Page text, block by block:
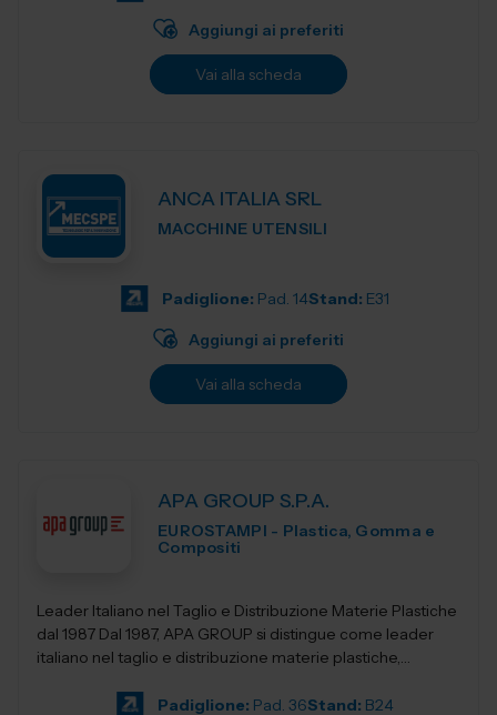
Aggiungi ai preferiti
Vai alla scheda
ANCA ITALIA SRL
MACCHINE UTENSILI
Padiglione: Pad. 14Stand: E31
Aggiungi ai preferiti
Vai alla scheda
APA GROUP S.P.A.
EUROSTAMPI - Plastica, Gomma e
Compositi
Leader Italiano nel Taglio e Distribuzione Materie Plastiche
dal 1987 Dal 1987, APA GROUP si distingue come leader
italiano nel taglio e distribuzione materie plastiche,
Padiglione: Pad. 36Stand: B24